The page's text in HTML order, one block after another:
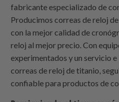
fabricante especializado de
Producimos correas de reloj
con la mejor calidad de
reloj al mejor precio. Con
experimentados y un servicio
correas de reloj de titanio,
confiable para productos de